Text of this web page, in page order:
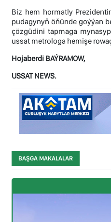
Biz hem hormatly
pudagynyň öňünde goýýan
çözgüdini tapmaga
ussat metrologa hemişe
Hojaberdi BAÝRAMOW,
USSAT NEWS.
BAŞGA MAKALALAR